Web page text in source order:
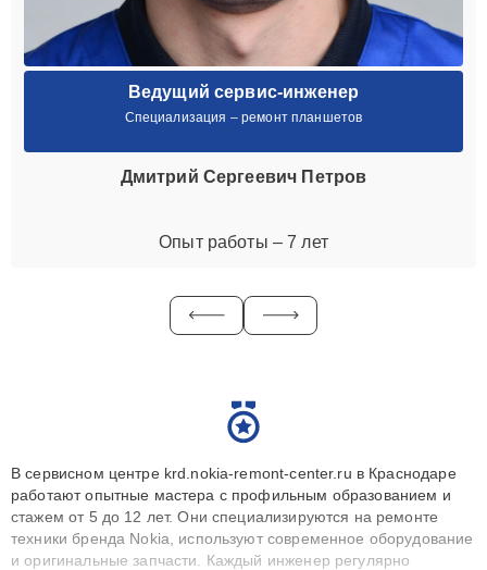
Ведущий сервис-инженер
Специализация – ремонт планшетов
Дмитрий Сергеевич Петров
Опыт работы – 7 лет
В сервисном центре krd.nokia-remont-center.ru в Краснодаре
работают опытные мастера с профильным образованием и
стажем от 5 до 12 лет. Они специализируются на ремонте
техники бренда Nokia, используют современное оборудование
и оригинальные запчасти. Каждый инженер регулярно